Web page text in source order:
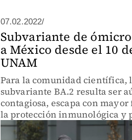
07.02.2022/
Subvariante de
a México desde el 10
UNAM
Para la comunidad científica,
subvariante BA.2 resulta ser
contagiosa, escapa con
la protección inmunológica y
resultar aún más virulento.